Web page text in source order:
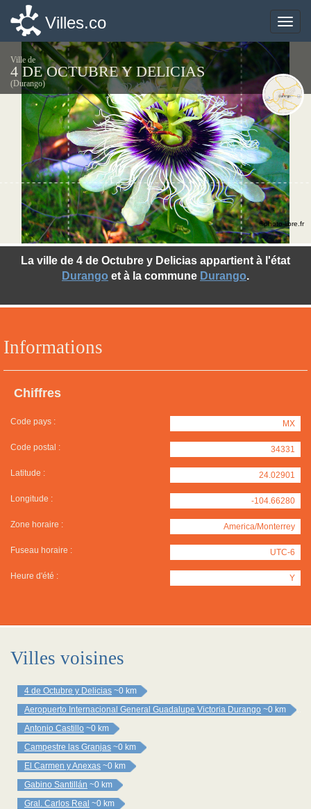
Toggle
Villes.co
Ville de
4 DE OCTUBRE Y DELICIAS
(Durango)
Informations
Chiffres
Code pays : MX
Code postal : 34331
Latitude : 24.02901
Longitude : -104.66280
Zone horaire : America/Monterrey
Fuseau horaire : UTC-6
Heure d'été : Y
La ville de 4 de Octubre y Delicias appartient à l'état
Durango et à la commune Durango.
©photo-libre.fr
Villes voisines
4 de Octubre y Delicias ~0 km
Aeropuerto Internacional General Guadalupe Victoria Durango ~0 km
Antonio Castillo ~0 km
Campestre las Granjas ~0 km
El Carmen y Anexas ~0 km
Gabino Santillán ~0 km
Gral. Carlos Real ~0 km
Toggle
Villes.co